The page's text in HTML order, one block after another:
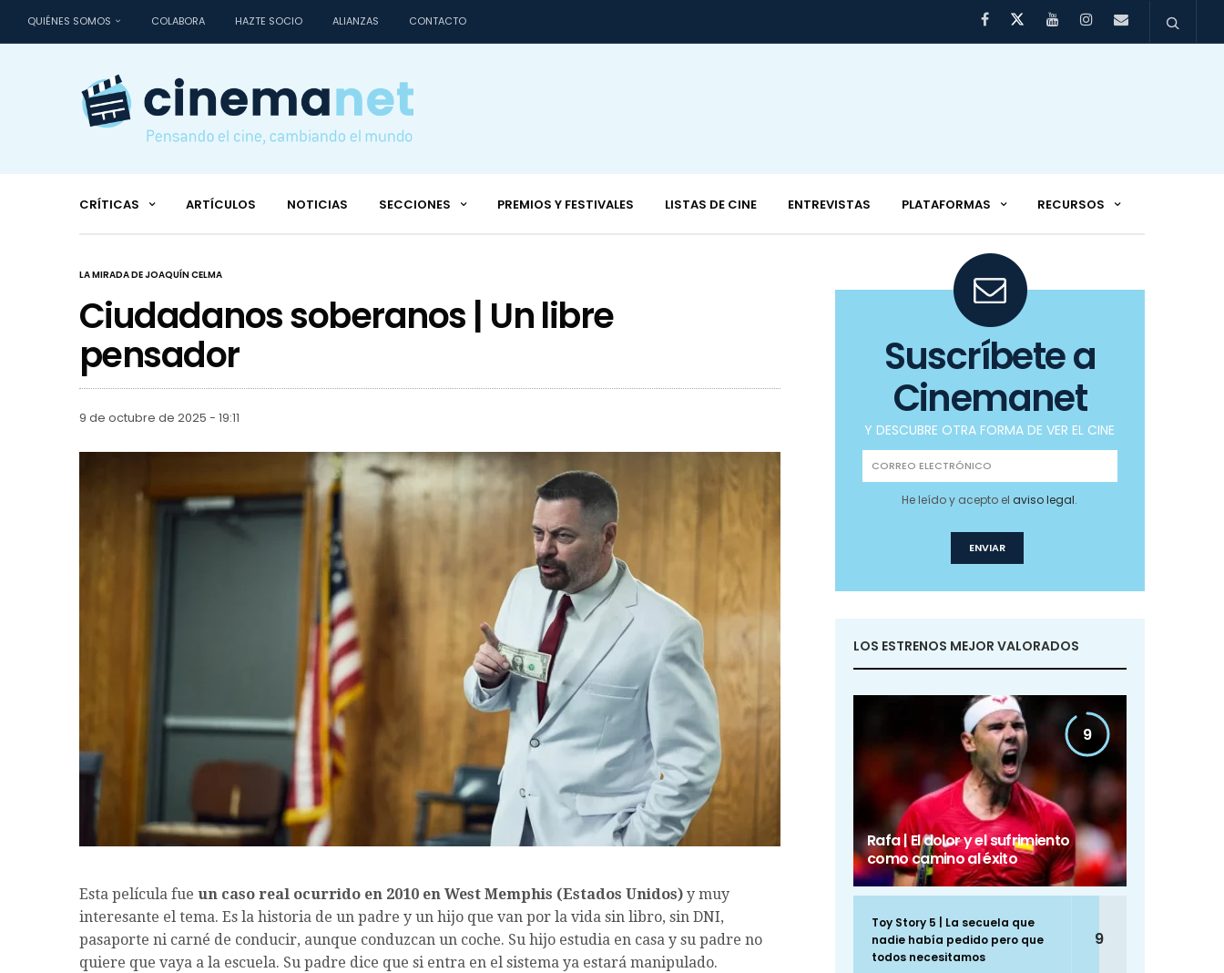
QUIÉNES SOMOS COLABORA HAZTE SOCIO ALIANZAS CONTACTO
CRÍTICAS ARTÍCULOS NOTICIAS SECCIONES PREMIOS Y FESTIVALES LISTAS DE CINE ENTREVISTAS PLATAFORMAS RECURSOS
LA MIRADA DE JOAQUÍN CELMA
Ciudadanos soberanos | Un libre
pensador
9 de octubre de 2025 - 19:11
Esta película fue un caso real ocurrido en 2010 en West Memphis (Estados Unidos) y muy
interesante el tema. Es la historia de un padre y un hijo que van por la vida sin libro, sin DNI,
pasaporte ni carné de conducir, aunque conduzcan un coche. Su hijo estudia en casa y su padre no
quiere que vaya a la escuela. Su padre dice que si entra en el sistema ya estará manipulado.
Suscríbete a
Cinemanet
Y DESCUBRE OTRA FORMA DE VER EL CINE
He leído y acepto elaviso legal.
LOS ESTRENOS MEJOR VALORADOS
9
Rafa | El dolor y el sufrimiento
como camino al éxito
Toy Story 5 | La secuela que
nadie había pedido pero que
todos necesitamos
9